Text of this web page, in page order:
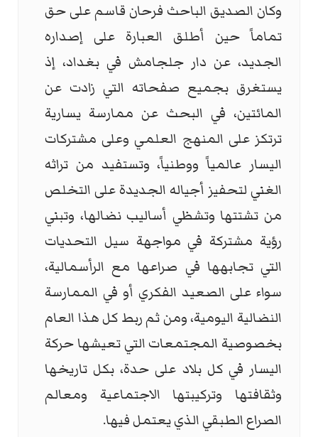
وكان الصديق الباحث فرحان قاسم على حق
تماماً حين أطلق العبارة على إصداره
الجديد، عن دار جلجامش في بغداد، إذ
يستغرق بجميع صفحاته التي زادت عن
المائتين، في البحث عن ممارسة يسارية
ترتكز على المنهج العلمي وعلى مشتركات
اليسار عالمياً ووطنياً، وتستفيد من تراثه
الغني لتحفيز أجياله الجديدة على التخلص
من تشتتها وتشظي أساليب نضالها، وتبني
رؤية مشتركة في مواجهة سيل التحديات
التي تجابهها في صراعها مع الرأسمالية،
سواء على الصعيد الفكري أو في الممارسة
النضالية اليومية، ومن ثم ربط كل هذا العام
بخصوصية المجتمعات التي تعيشها حركة
اليسار في كل بلاد على حدة، بكل تاريخها
وثقافتها وتركيبتها الاجتماعية ومعالم
الصراع الطبقي الذي يعتمل فيها.